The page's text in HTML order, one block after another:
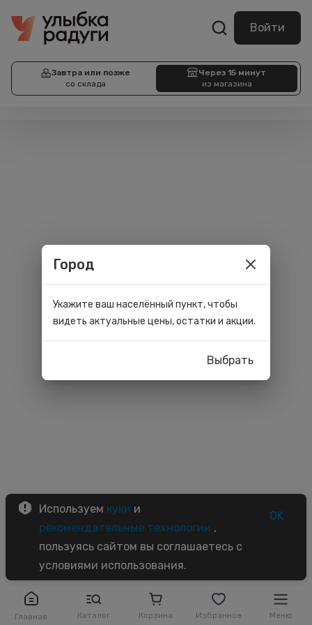
Войти
Завтра или позже
со склада
Через 15 минут
из магазина
Главная Каталог Корзина Избранное Меню
Используем куки и
рекомендательные технологии ,
пользуясь сайтом вы соглашаетесь с
условиями использования.
OK
Город
Укажите ваш населённый пункт, чтобы
видеть актуальные цены, остатки и акции.
Выбрать